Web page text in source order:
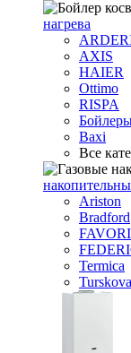
нагрева
AXIS
HAIER
Ottimo
RISPA
Baxi
Все
Ariston
Bradford
Termica